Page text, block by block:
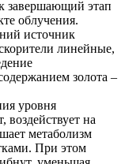
завершающий этап
облучения.
источник
линейные,
золота –
уровня
воздействует на
метаболизм
При этом